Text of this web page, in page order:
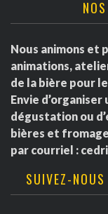
Nous animons et
animations,
de la bière pour
Envie
dégustation ou
bières et
par courriel :
SUIVEZ-